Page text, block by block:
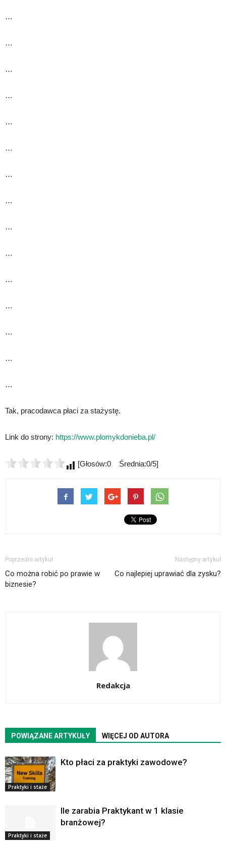
…
…
…
…
…
…
…
…
…
…
…
…
…
…
…
Tak, pracodawca płaci za stażystę.
Link do strony: https://www.plomykdonieba.pl/
[Głosów:0 Średnia:0/5]
Poprzedni artykuł
Co można robić po prawie w
biznesie?
Następny artykuł
Co najlepiej uprawiać dla zysku?
Redakcja
POWIĄZANE ARTYKUŁY WIĘCEJ OD AUTORA
Praktyki i staże
Kto płaci za praktyki zawodowe?
Praktyki i staże
Ile zarabia Praktykant w 1 klasie
branżowej?